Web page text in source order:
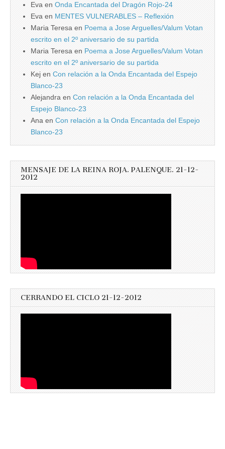
Eva en Onda Encantada del Dragón Rojo-24
Eva en MENTES VULNERABLES – Reflexión
Maria Teresa en Poema a Jose Arguelles/Valum Votan
escrito en el 2º aniversario de su partida
Maria Teresa en Poema a Jose Arguelles/Valum Votan
escrito en el 2º aniversario de su partida
Kej en Con relación a la Onda Encantada del Espejo
Blanco-23
Alejandra en Con relación a la Onda Encantada del
Espejo Blanco-23
Ana en Con relación a la Onda Encantada del Espejo
Blanco-23
MENSAJE DE LA REINA ROJA. PALENQUE. 21-12-
2012
CERRANDO EL CICLO 21-12-2012